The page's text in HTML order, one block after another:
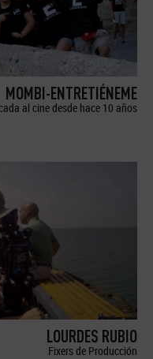
MOMBI-ENTRETIÉNEME
al cine desde hace 10 años
LOURDES RUBIO
Fixers de Producción